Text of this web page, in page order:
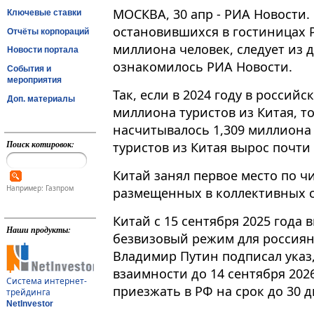
Ключевые ставки
Отчёты корпораций
Новости портала
События и
мероприятия
Доп. материалы
Поиск котировок:
Например: Газпром
Наши продукты:
Система интернет-
трейдинга
NetInvestor
МОСКВА, 30 апр - РИА Новости.
остановившихся в гостиницах
миллиона человек, следует из
ознакомилось РИА Новости.
Так, если в 2024 году в
миллиона туристов из Китая,
насчитывалось 1,309
туристов из Китая вырос
Китай занял первое место по
размещенных в коллективных
Китай с 15 сентября 2025
безвизовый режим для
Владимир Путин подписал
взаимности до 14 сентября
приезжать в РФ на срок до 30